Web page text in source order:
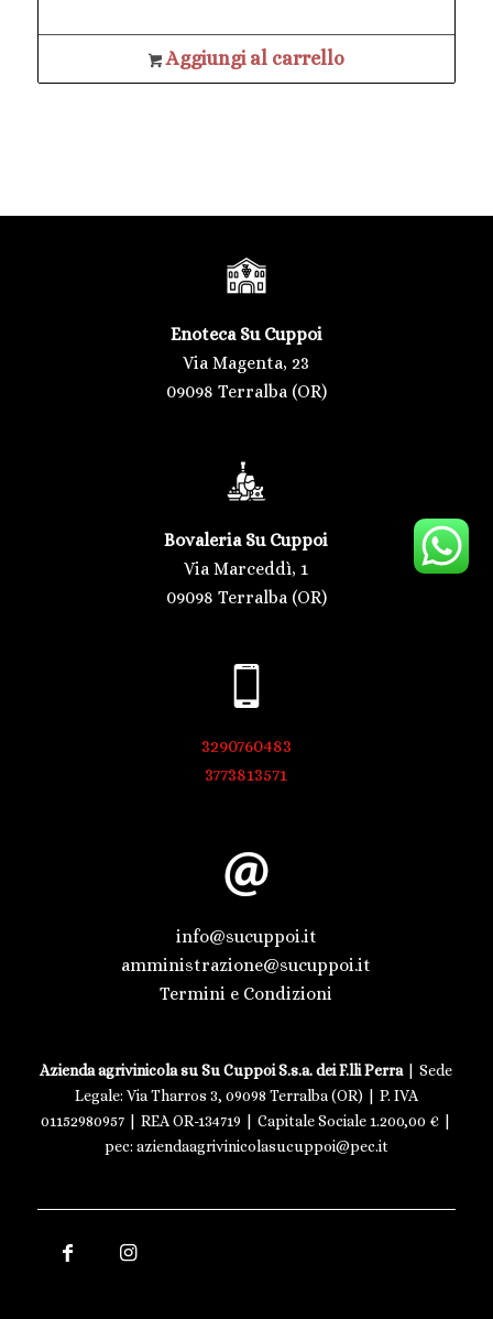
Aggiungi al carrello
Enoteca Su Cuppoi
Via Magenta, 23
09098 Terralba (OR)
Bovaleria Su Cuppoi
Via Marceddì, 1
09098 Terralba (OR)
3290760483
3773813571
info@sucuppoi.it
amministrazione@sucuppoi.it
Termini e Condizioni
Azienda agrivinicola su Su Cuppoi S.s.a. dei F.lli Perra
| Sede
Legale: Via Tharros 3, 09098 Terralba (OR) | P. IVA
01152980957 | REA OR-134719 | Capitale Sociale 1.200,00 € |
pec: aziendaagrivinicolasucuppoi@pec.it